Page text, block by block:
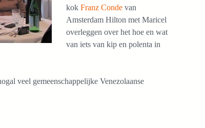
kok Franz Conde van
Amsterdam Hilton met Maricel
overleggen over het hoe en wat
van iets van kip en polenta in
veel gemeenschappelijke Venezolaanse